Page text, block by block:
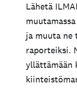
Lähetä
ja muuta ne
raporteiksi.
yllättämään